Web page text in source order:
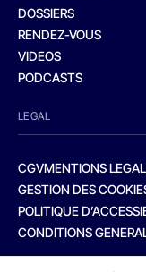
DOSSIERS
RENDEZ-VOUS
VIDEOS
PODCASTS
LEGAL
CGVMENTIONS
GESTION DES
POLITIQUE
CONDITIONS